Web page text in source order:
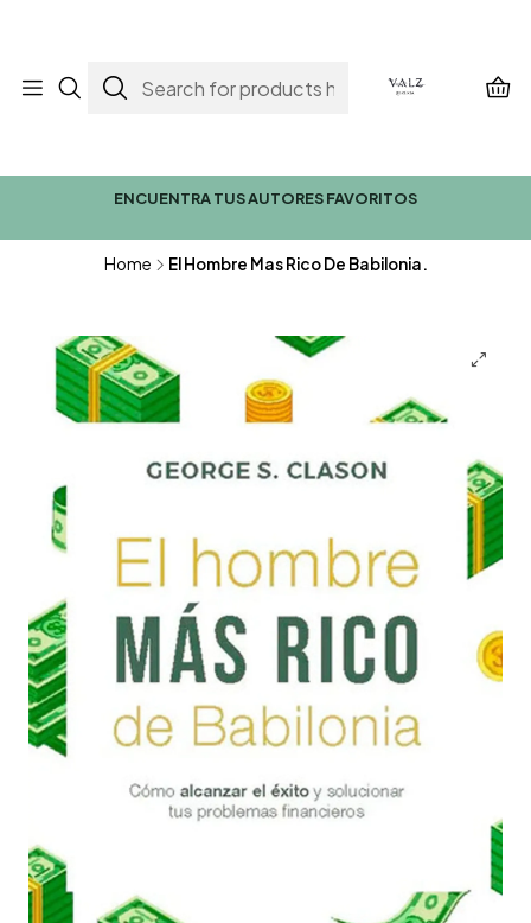
ENCUENTRA TUS AUTORES FAVORITOS
Home El Hombre Mas Rico De Babilonia.